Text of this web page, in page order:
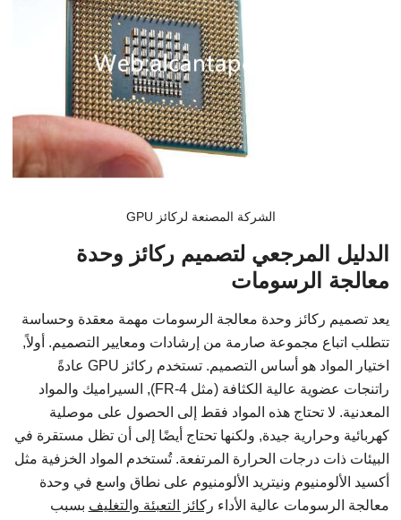
الشركة المصنعة لركائز GPU
الدليل المرجعي لتصميم ركائز وحدة
معالجة الرسومات
يعد تصميم ركائز وحدة معالجة الرسومات مهمة معقدة وحساسة
تتطلب اتباع مجموعة صارمة من إرشادات ومعايير التصميم. أولاً,
اختيار المواد هو أساس التصميم. تستخدم ركائز GPU عادةً
راتنجات عضوية عالية الكثافة (مثل FR-4), السيراميك والمواد
المعدنية. لا تحتاج هذه المواد فقط إلى الحصول على موصلية
كهربائية وحرارية جيدة, ولكنها تحتاج أيضًا إلى أن تظل مستقرة في
البيئات ذات درجات الحرارة المرتفعة. تُستخدم المواد الخزفية مثل
أكسيد الألومنيوم ونيتريد الألومنيوم على نطاق واسع في وحدة
معالجة الرسومات عالية الأداء ركائز التعبئة والتغليف بسبب